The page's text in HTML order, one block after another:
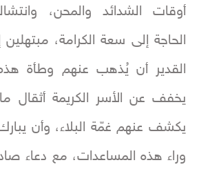
أوقات الشدائد والمحن،
الحاجة إلى سعة الكرامة، مبتهلين
القدير أن يُذهب عنهم وطأة
يخفف عن الأسر الكريمة أثقال
يكشف عنهم غمّة البلاء، وأن
وراء هذه المساعدات، مع دعاء